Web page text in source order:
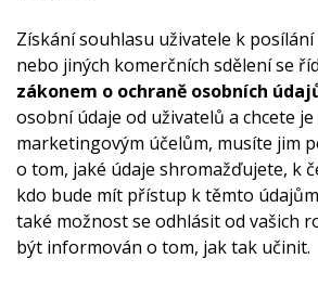
Získání souhlasu uživatele k
nebo jiných komerčních sdělení se
zákonem o ochraně osobních
osobní údaje od uživatelů a chcete
marketingovým účelům, musíte jim
o tom, jaké údaje shromažďujete, k
kdo bude mít přístup k těmto
také možnost se odhlásit od vašich
být informován o tom, jak tak učinit.